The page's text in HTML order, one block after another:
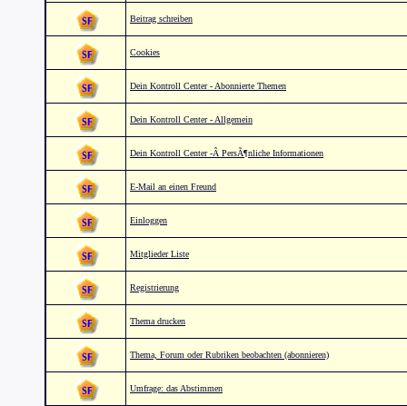
Beitrag schreiben
Cookies
Dein Kontroll Center - Abonnierte Themen
Dein Kontroll Center - Allgemein
Dein Kontroll Center -Â PersÃ¶nliche Informationen
E-Mail an einen Freund
Einloggen
Mitglieder Liste
Registrierung
Thema drucken
Thema, Forum oder Rubriken beobachten (abonnieren)
Umfrage: das Abstimmen